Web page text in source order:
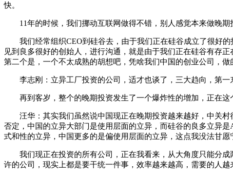
快。
11年的时候，我们挪动互联网做得不错，别人感觉本来做晚期
我们经常组织CEO到硅谷去，由于我们正在硅谷成立了很好的
见到良多很好的创始人，进行沟通，就是由于我们正在硅谷有存
第二个是，一个不太成熟的胡想吧，凭啥我们中国的创业公司，
李志刚：立异工厂投资的公司，适才也谈了，三大趋向，第一
再到客岁，整个的晚期投资发生了一个爆炸性的增加，正在这
汪华：其实我们虽然说中国现正在晚期投资越来越好，中关村
否定，中国的立异大部门是使用层面的立异，而硅谷的良多立异是
式和性的立异，中国更多的是偏使用层面的立异，这点我没法甘愿
我们现正在投资的所有公司，正在我看来，从大角度只能分成
许的公司，现实上都是要干统一件事，效率越来越高，需要的人越